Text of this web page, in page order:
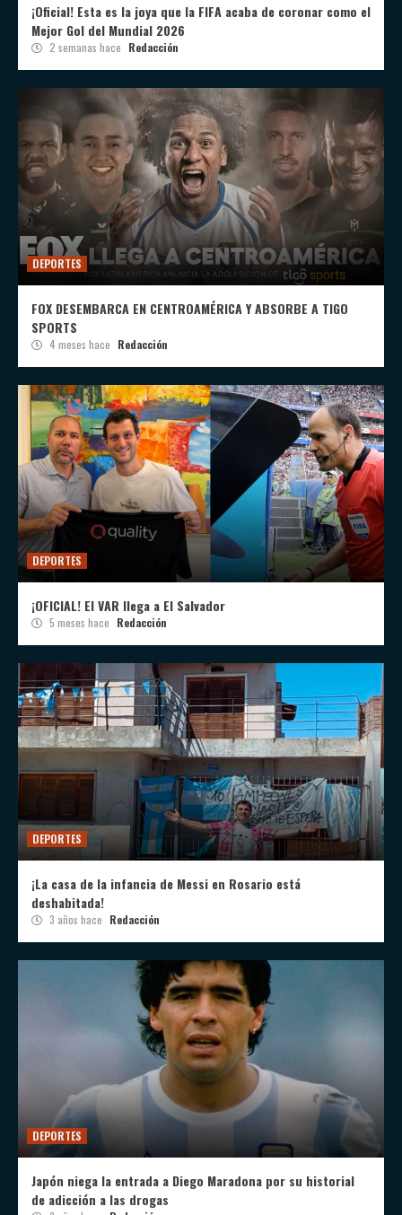
¡Oficial! Esta es la joya que la FIFA acaba de coronar como el
Mejor Gol del Mundial 2026
2 semanas hace Redacción
DEPORTES
FOX DESEMBARCA EN CENTROAMÉRICA Y ABSORBE A TIGO
SPORTS
4 meses hace Redacción
DEPORTES
¡OFICIAL! El VAR llega a El Salvador
5 meses hace Redacción
DEPORTES
¡La casa de la infancia de Messi en Rosario está
deshabitada!
3 años hace Redacción
DEPORTES
Japón niega la entrada a Diego Maradona por su historial
de adicción a las drogas